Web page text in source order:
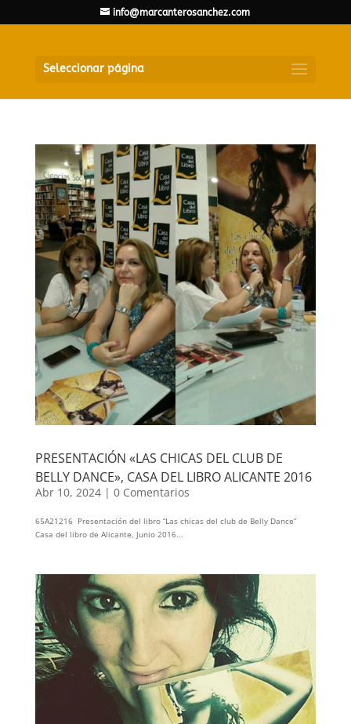
info@marcanterosanchez.com
Seleccionar página
PRESENTACIÓN «LAS CHICAS DEL CLUB DE
BELLY DANCE», CASA DEL LIBRO ALICANTE 2016
Abr 10, 2024| 0 Comentarios
65A21216 Presentación del libro “Las chicas del club de Belly Dance”
Casa del libro de Alicante, Junio 2016...